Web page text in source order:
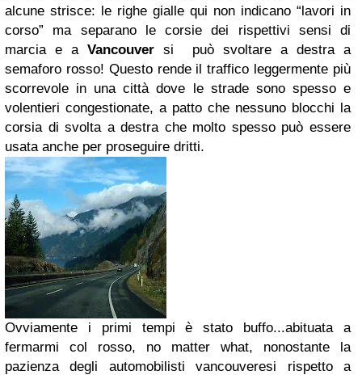
alcune strisce: le righe gialle qui non indicano “lavori in
corso” ma separano le corsie dei rispettivi sensi di
marcia e aVancouver si può svoltare a destra a
semaforo rosso! Questo rende il traffico leggermente più
scorrevole in una città dove le strade sono spesso e
volentieri congestionate, a patto che nessuno blocchi la
corsia di svolta a destra che molto spesso può essere
usata anche per proseguire dritti.
Ovviamente i primi tempi è stato buffo...abituata a
fermarmi col rosso, no matter what, nonostante la
pazienza degli automobilisti vancouveresi rispetto a